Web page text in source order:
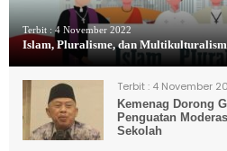
Terbit : 4 November 2022
Islam, Pluralisme, dan
Terbit : 4 November
Kemenag Dorong
Penguatan
Sekolah